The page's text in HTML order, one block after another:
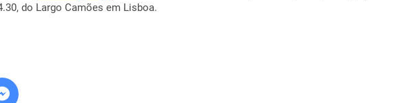
do Largo Camões em Lisboa.